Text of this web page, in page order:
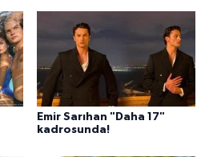
Emir Sarıhan "Daha 17"
kadrosunda!